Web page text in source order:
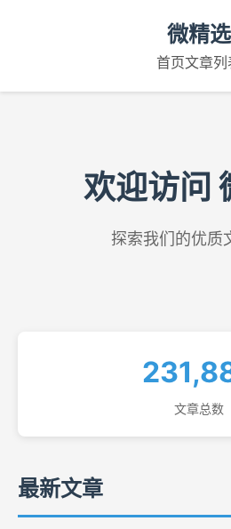
微精选
首页文章列
欢迎访问
探索我们的优质
文章总数
最新文章